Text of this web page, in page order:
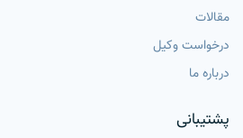
مقالات
درخواست وکیل
درباره ما
پشتیبانی